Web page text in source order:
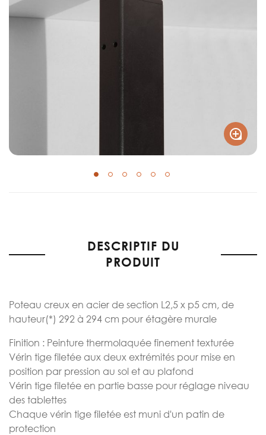
of
DESCRIPTIF DU
PRODUIT
Poteau creux en acier de section L2,5 x p5 cm, de
hauteur(*) 292 à 294 cm pour étagère murale
Finition : Peinture thermolaquée finement texturée
Vérin tige filetée aux deux extrémités pour mise en
position par pression au sol et au plafond
Vérin tige filetée en partie basse pour réglage niveau
des tablettes
Chaque vérin tige filetée est muni d'un patin de
protection